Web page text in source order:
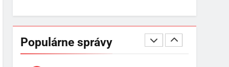
Populárne správy
1
Osemročný Adrián dobýva
sociálne siete vášňou pre
futbal a brankársky post –
POMÔCKY